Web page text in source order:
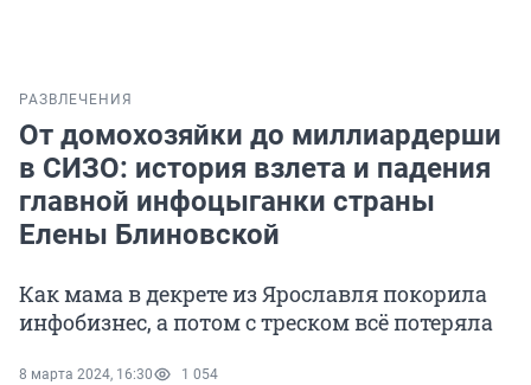
РАЗВЛЕЧЕНИЯ
От домохозяйки до миллиардерши
в СИЗО: история взлета и падения
главной инфоцыганки страны
Елены Блиновской
Как мама в декрете из Ярославля покорила
инфобизнес, а потом с треском всё потеряла
8 марта 2024, 16:30 1 054